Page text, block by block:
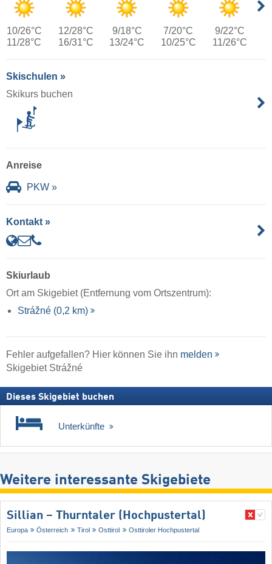
10/26°C
11/28°C
12/28°C
16/31°C
9/18°C
13/24°C
7/20°C
10/25°C
9/22°C
11/26°C
Skischulen »
Skikurs buchen
Anreise
PKW »
Kontakt »
Skiurlaub
Ort am Skigebiet (Entfernung vom Ortszentrum):
Strážné (0,2 km)
Fehler aufgefallen? Hier können Sie ihn melden
Skigebiet Strážné
Dieses Skigebiet buchen
Unterkünfte
Weitere interessante Skigebiete
Sillian – Thurntaler (Hochpustertal)
Europa Österreich Tirol Osttirol Osttiroler Hochpustertal